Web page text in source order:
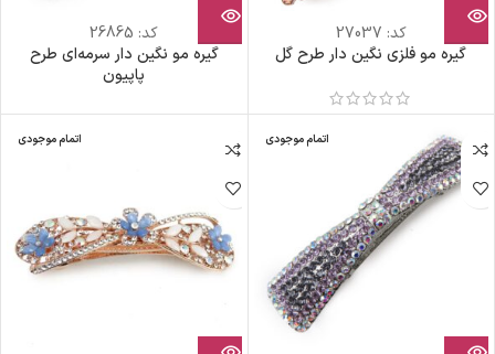
کد: 27037
گیره مو فلزی نگین دار طرح گل
کد: 26865
گیره مو نگین دار سرمه‌ای طرح
پاپیون
اتمام موجودی اتمام موجودی